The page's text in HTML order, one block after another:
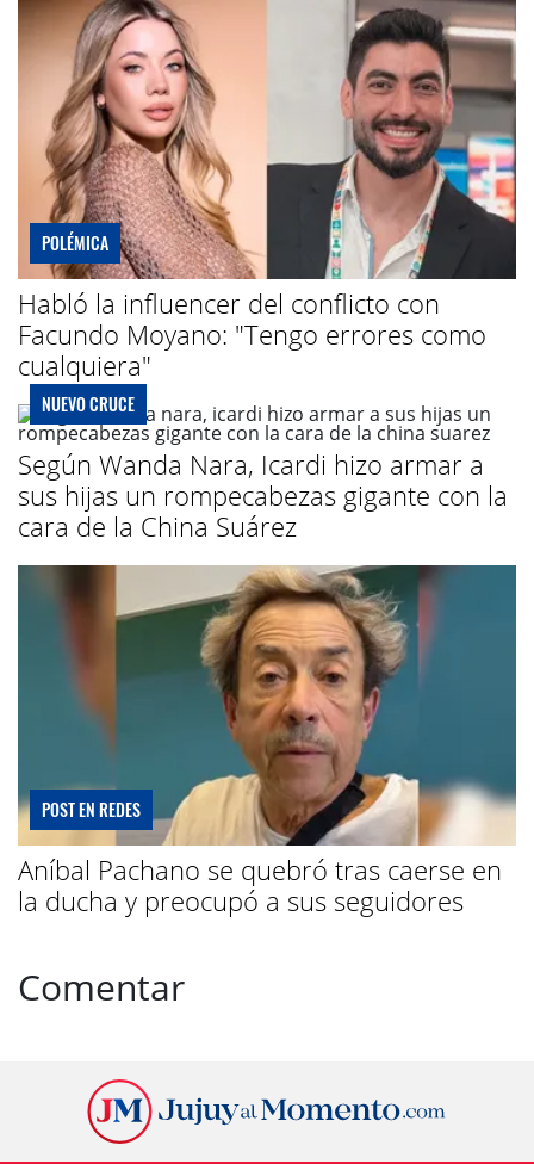
POLÉMICA
Habló la influencer del conflicto con
Facundo Moyano: "Tengo errores como
cualquiera"
NUEVO CRUCE
Según Wanda Nara, Icardi hizo armar a
sus hijas un rompecabezas gigante con la
cara de la China Suárez
POST EN REDES
Aníbal Pachano se quebró tras caerse en
la ducha y preocupó a sus seguidores
Comentar